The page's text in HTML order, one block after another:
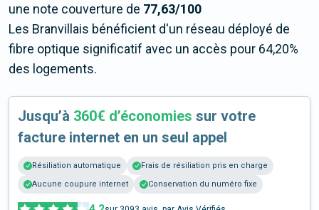
une note couverture de 77,63/100
Les Branvillais bénéficient d'un réseau déployé de
fibre optique significatif avec un accès pour 64,20%
des logements.
Jusqu’à 360€ d’économies sur votre
facture internet en un seul appel
Résiliation automatique
Frais de résiliation pris en charge
Aucune coupure internet
Conservation du numéro fixe